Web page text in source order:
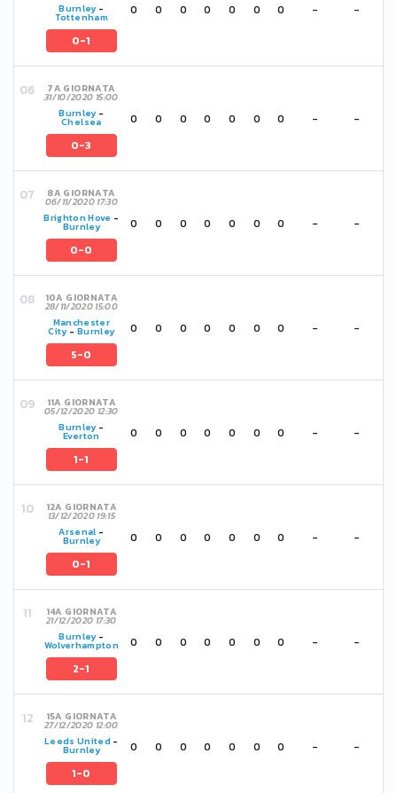
Burnley-
Tottenham
0-1
0 0 0 0 0 0 0 - -
7A GIORNATA
31/10/2020 15:00
Burnley-
Chelsea
0-3
0 0 0 0 0 0 0 - -
8A GIORNATA
06/11/2020 17:30
Brighton Hove -
Burnley
0-0
0 0 0 0 0 0 0 - -
10A GIORNATA
28/11/2020 15:00
Manchester
City- Burnley
5-0
0 0 0 0 0 0 0 - -
11A GIORNATA
05/12/2020 12:30
Burnley-
Everton
1-1
0 0 0 0 0 0 0 - -
12A GIORNATA
13/12/2020 19:15
Arsenal -
Burnley
0-1
0 0 0 0 0 0 0 - -
14A GIORNATA
21/12/2020 17:30
Burnley-
Wolverhampton
2-1
0 0 0 0 0 0 0 - -
15A GIORNATA
27/12/2020 12:00
Leeds United -
Burnley
1-0
0 0 0 0 0 0 0 - -